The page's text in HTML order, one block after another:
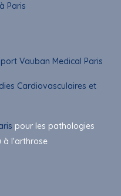
Paris
Vauban Medical Paris
Cardiovasculaires et
pour les pathologies
à l'arthrose